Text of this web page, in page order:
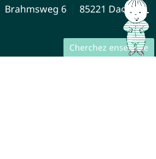
Cherchez ensemble
Brahmsweg 6
85221 Dachau